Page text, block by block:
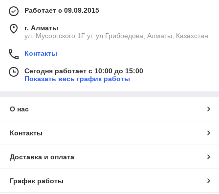
Работает с 09.09.2015
г. Алматы
ул. Мусоргского 1Г уг. ул Грибоедова, Алматы, Казахстан
Контакты
Сегодня работает с 10:00 до 15:00
Показать весь график работы
О нас
Контакты
Доставка и оплата
График работы